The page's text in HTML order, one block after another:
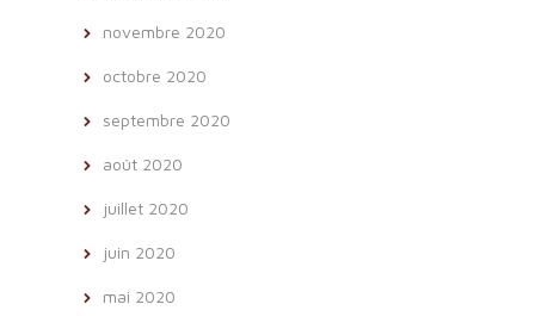
novembre 2020
octobre 2020
septembre 2020
août 2020
juillet 2020
juin 2020
mai 2020